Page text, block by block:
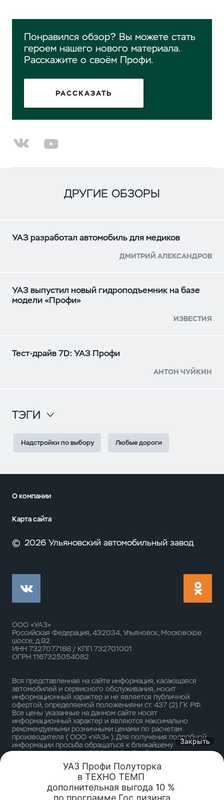
Понравился обзор? Вы можете стать
героем нашего нового материала.
Расскажите о своём Профи.
РАССКАЗАТЬ
ДРУГИЕ ОБЗОРЫ
УАЗ разработал автомобиль для медиков
ДМИТРИЙ АЛЕКСАНДРОВ
УАЗ выпустил новый гидроподъемник на базе
модели «Профи»
ИЗВЕСТИЯ
Тест-драйв 7D: УАЗ Профи
АНТОН ЧУЙКИН
ТЭГИ
Надстройки по выбору Любые дороги
О компании
Карта сайта
© 2026 Ульяновский автомобильный завод
ООО «УАЗ»
Российская Федерация, 432034, Ульяновск, Московское
шоссе, д.92
ИНН 7327077188 / КПП 732701001
ОГРН 1167325054082
Вся представленная на сайте информация, касающаяся
автомобилей и сервисного обслуживания, носит
информационный характер и не является публичной
офертой, определяемой положениями ст. 437 (2) ГК РФ.
Все цены указанные на данном сайте носят
информационный характер и являются максимально
рекомендуемыми розничными ценами по расчетам
производителя ( ООО «УАЗ» ). Для получения подробной
информации просьба обращаться к ближайшему
официальному дилеру ООО «УАЗ» . Опубликованная на
данном сайте информация может быть изменена в любое
время без предварительного уведомления.
Закрыть
УАЗ Профи Полуторка
в ТЕХНО ТЕМП
дополнительная выгода 10 %
по программе Гос.лизинга
Акции Заказать
Спецпредложения